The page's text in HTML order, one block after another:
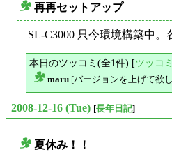
再再セットアップ
SL-C3000 只今環境構築中。
本日のツッコミ(全1件) [ツッコ
maru [バージョンを上げて欲
2008-12-16 (Tue) [長年日記]
夏休み！！